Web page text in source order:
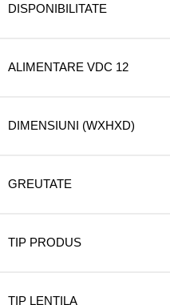
DISPONIBILITATE
ALIMENTARE VDC 12
DIMENSIUNI (WXHXD)
GREUTATE
TIP PRODUS
TIP LENTILA